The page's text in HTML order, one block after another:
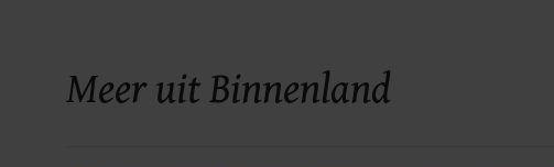
Meer uit Binnenland